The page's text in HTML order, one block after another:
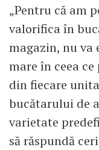
„Pentru că am
valorifica în
magazin, nu va
mare în ceea
din fiecare
bucătarului de
varietate
să răspundă